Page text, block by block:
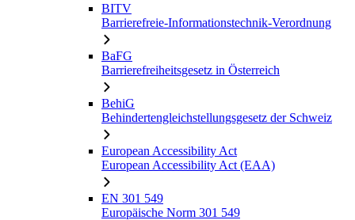
BITV
Barrierefreie-Informationstechnik-Verordnung
BaFG
Barrierefreiheitsgesetz in Österreich
BehiG
Behindertengleichstellungsgesetz der Schweiz
European Accessibility Act
European Accessibility Act (EAA)
EN 301 549
Europäische Norm 301 549